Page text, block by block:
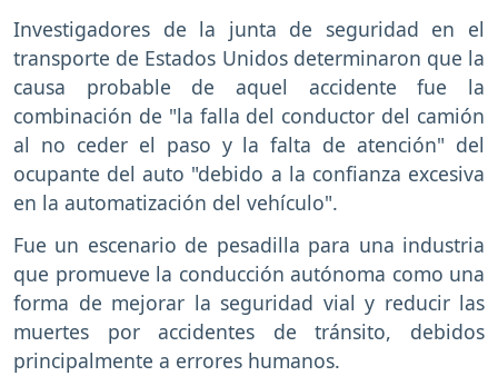
Investigadores de la junta de seguridad en el
transporte de Estados Unidos determinaron que la
causa probable de aquel accidente fue la
combinación de "la falla del conductor del camión
al no ceder el paso y la falta de atención" del
ocupante del auto "debido a la confianza excesiva
en la automatización del vehículo".
Fue un escenario de pesadilla para una industria
que promueve la conducción autónoma como una
forma de mejorar la seguridad vial y reducir las
muertes por accidentes de tránsito, debidos
principalmente a errores humanos.